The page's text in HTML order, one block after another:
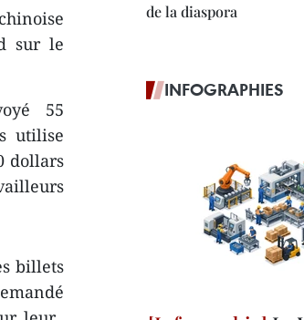
sur le
55
utilise
dollars
billets
de la diaspora
INFOGRAPHIES